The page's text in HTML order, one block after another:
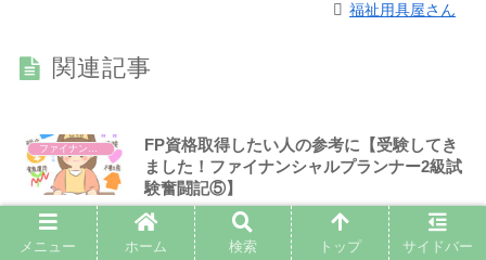
福祉用具屋さん
関連記事
ファイナンシャルプランナー
FP資格取得したい人の参考に【受験してき
ました！ファイナンシャルプランナー2級試
験奮闘記⑤】
FP資格取得したい人の参考に【受験してきました！ファイ
ナンシャルプランナー2級試験奮闘記⑤】 医療...
メニュー ホーム 検索 トップ サイドバー